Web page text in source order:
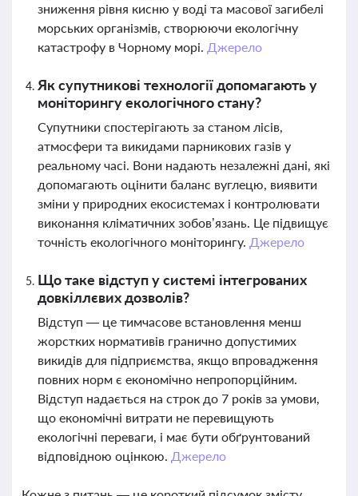
зниження рівня кисню у воді та масової загибелі
морських організмів, створюючи екологічну
катастрофу в Чорному морі. Джерело
Як супутникові технології допомагають у
моніторингу екологічного стану?
Супутники спостерігають за станом лісів,
атмосфери та викидами парникових газів у
реальному часі. Вони надають незалежні дані, які
допомагають оцінити баланс вуглецю, виявити
зміни у природних екосистемах і контролювати
виконання кліматичних зобов’язань. Це підвищує
точність екологічного моніторингу. Джерело
Що таке відступ у системі інтегрованих
довкіллєвих дозволів?
Відступ — це тимчасове встановлення менш
жорстких нормативів гранично допустимих
викидів для підприємства, якщо впровадження
повних норм є економічно непропорційним.
Відступ надається на строк до 7 років за умови,
що економічні витрати не перевищують
екологічні переваги, і має бути обґрунтований
відповідною оцінкою. Джерело